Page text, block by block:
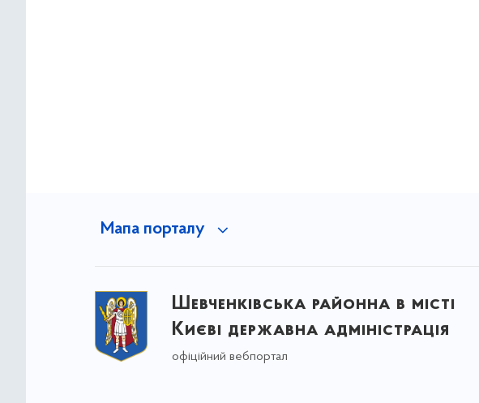
Мапа порталу
Шевченківська районна в місті
Києві державна адміністрація
офіційний вебпортал